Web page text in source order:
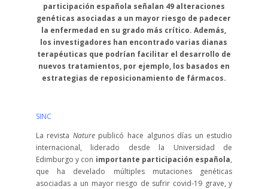
participación española señalan 49 alteraciones
genéticas asociadas a un mayor riesgo de padecer
la enfermedad en su grado más crítico. Además,
los investigadores han encontrado varias dianas
terapéuticas que podrían facilitar el desarrollo de
nuevos tratamientos, por ejemplo, los basados en
estrategias de reposicionamiento de fármacos.
SINC
La revista Naturepublicó hace algunos días un estudio
internacional, liderado desde la Universidad de
Edimburgo y con importante participación española,
que ha develado múltiples mutaciones genéticas
asociadas a un mayor riesgo de sufrir covid-19 grave, y